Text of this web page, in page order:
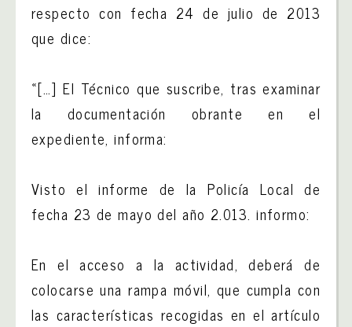
respecto con fecha 24 de julio de 2013
que dice:
«[…] El Técnico que suscribe, tras examinar
la documentación obrante en el
expediente, informa:
Visto el informe de la Policía Local de
fecha 23 de mayo del año 2.013. informo:
En el acceso a la actividad, deberá de
colocarse una rampa móvil, que cumpla con
las características recogidas en el artículo